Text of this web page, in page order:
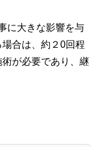
に大きな影響を与
合は、約２0回程
が必要であり、継